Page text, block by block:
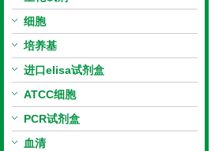
细胞
培养基
进口elisa试剂盒
ATCC细胞
PCR试剂盒
血清